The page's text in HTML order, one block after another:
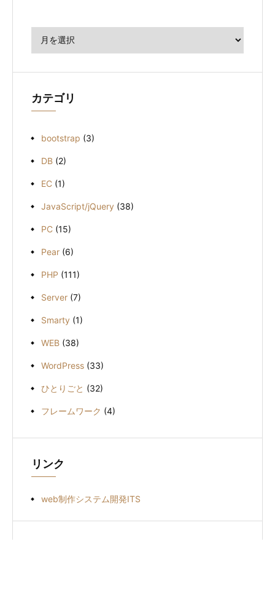
カテゴリ
bootstrap (3)
DB (2)
EC (1)
JavaScript/jQuery (38)
PC (15)
Pear (6)
PHP (111)
Server (7)
Smarty (1)
WEB (38)
WordPress (33)
ひとりごと (32)
フレームワーク (4)
リンク
web制作システム開発ITS